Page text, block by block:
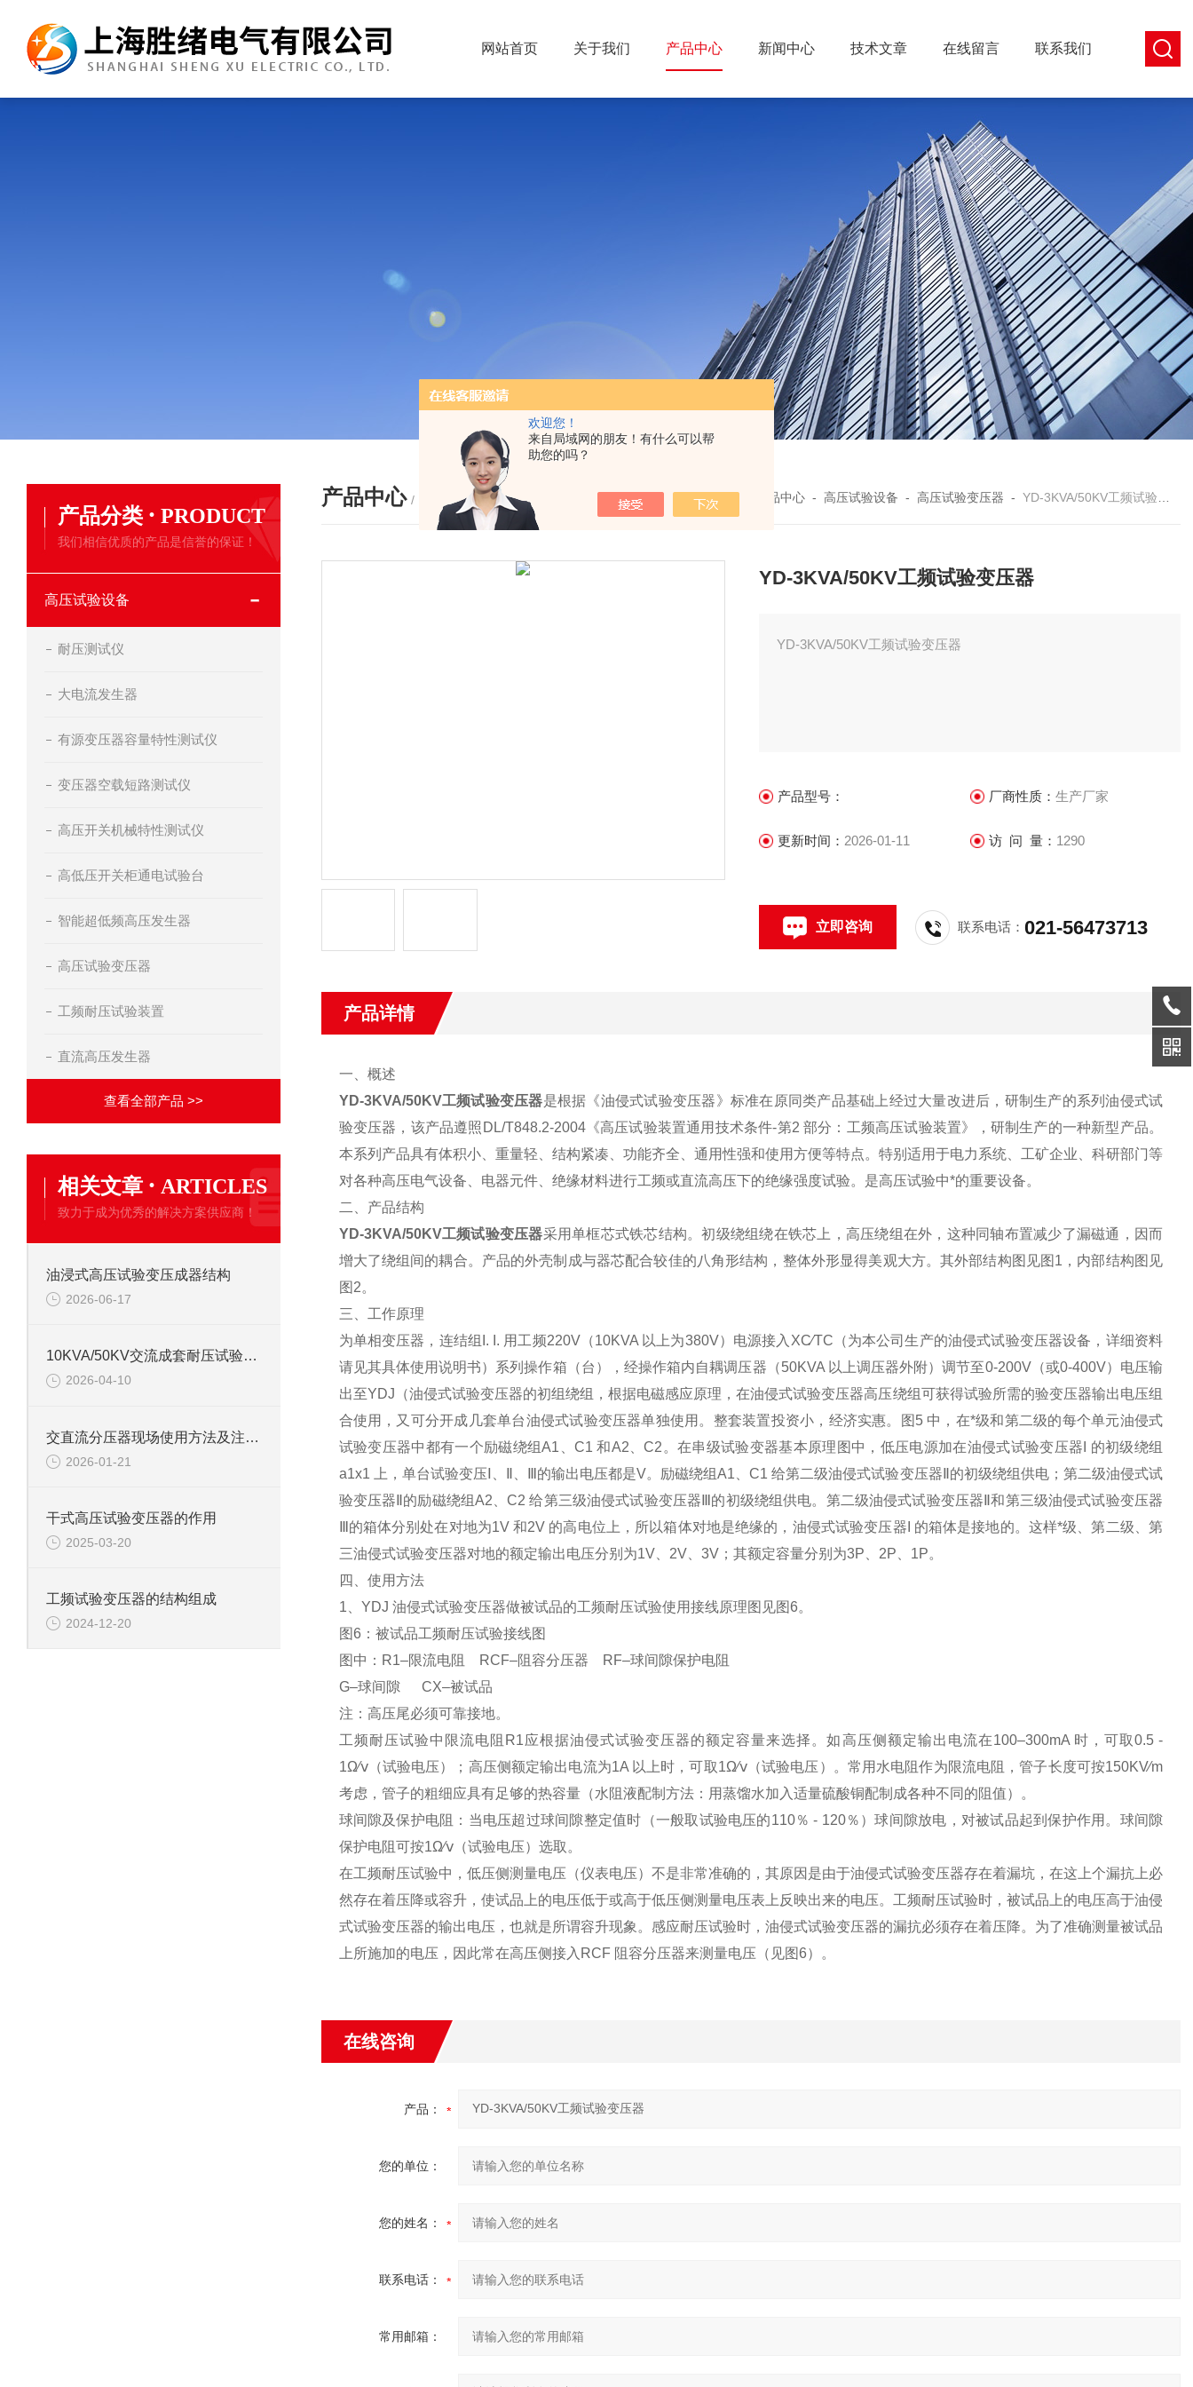
欢迎您！
来自局域网的朋友！有什么可以帮
助您的吗？
网站首页 关于我们 产品中心 新闻中心 技术文章 在线留言 联系我们
产品分类 · PRODUCT
我们相信优质的产品是信誉的保证！
高压试验设备
耐压测试仪
大电流发生器
有源变压器容量特性测试仪
变压器空载短路测试仪
高压开关机械特性测试仪
高低压开关柜通电试验台
智能超低频高压发生器
高压试验变压器
工频耐压试验装置
直流高压发生器
查看全部产品 >>
相关文章 · ARTICLES
致力于成为优秀的解决方案供应商！
油浸式高压试验变压成器结构
2026-06-17
10KVA/50KV交流成套耐压试验装置使用方法
2026-04-10
交直流分压器现场使用方法及注意事项
2026-01-21
干式高压试验变压器的作用
2025-03-20
工频试验变压器的结构组成
2024-12-20
产品中心 / PRODUCTS 您的位置：首页 - 产品中心 -高压试验设备 -高压试验变压器 -YD-3KVA/50KV工频试验变压器
YD-3KVA/50KV工频试验变压器
YD-3KVA/50KV工频试验变压器
产品型号： 厂商性质： 生产厂家
更新时间： 2026-01-11 访 问 量： 1290
立即咨询 联系电话：021-56473713
产品详情
一、概述
YD-3KVA/50KV工频试验变压器是根据《油侵式试验变压器》标准在原同类产品基础上经过大量改进后，研制生产的系列油侵式试
验变压器，该产品遵照DL/T848.2-2004《高压试验装置通用技术条件-第2 部分：工频高压试验装置》，研制生产的一种新型产品。
本系列产品具有体积小、重量轻、结构紧凑、功能齐全、通用性强和使用方便等特点。特别适用于电力系统、工矿企业、科研部门等
对各种高压电气设备、电器元件、绝缘材料进行工频或直流高压下的绝缘强度试验。是高压试验中*的重要设备。
二、产品结构
YD-3KVA/50KV工频试验变压器采用单框芯式铁芯结构。初级绕组绕在铁芯上，高压绕组在外，这种同轴布置减少了漏磁通，因而
增大了绕组间的耦合。产品的外壳制成与器芯配合较佳的八角形结构，整体外形显得美观大方。其外部结构图见图1，内部结构图见
图2。
三、工作原理
为单相变压器，连结组I. I. 用工频220V（10KVA 以上为380V）电源接入XC∕TC（为本公司生产的油侵式试验变压器设备，详细资料
请见其具体使用说明书）系列操作箱（台），经操作箱内自耦调压器（50KVA 以上调压器外附）调节至0-200V（或0-400V）电压输
出至YDJ（油侵式试验变压器的初组绕组，根据电磁感应原理，在油侵式试验变压器高压绕组可获得试验所需的验变压器输出电压组
合使用，又可分开成几套单台油侵式试验变压器单独使用。整套装置投资小，经济实惠。图5 中，在*级和第二级的每个单元油侵式
试验变压器中都有一个励磁绕组A1、C1 和A2、C2。在串级试验变器基本原理图中，低压电源加在油侵式试验变压器I 的初级绕组
a1x1 上，单台试验变压Ⅰ、Ⅱ、Ⅲ的输出电压都是V。励磁绕组A1、C1 给第二级油侵式试验变压器Ⅱ的初级绕组供电；第二级油侵式试
验变压器Ⅱ的励磁绕组A2、C2 给第三级油侵式试验变压器Ⅲ的初级绕组供电。第二级油侵式试验变压器Ⅱ和第三级油侵式试验变压器
Ⅲ的箱体分别处在对地为1V 和2V 的高电位上，所以箱体对地是绝缘的，油侵式试验变压器I 的箱体是接地的。这样*级、第二级、第
三油侵式试验变压器对地的额定输出电压分别为1V、2V、3V；其额定容量分别为3P、2P、1P。
四、使用方法
1、YDJ 油侵式试验变压器做被试品的工频耐压试验使用接线原理图见图6。
图6：被试品工频耐压试验接线图
图中：R1–限流电阻 RCF–阻容分压器 RF–球间隙保护电阻
G–球间隙 CX–被试品
注：高压尾必须可靠接地。
工频耐压试验中限流电阻R1应根据油侵式试验变压器的额定容量来选择。如高压侧额定输出电流在100–300mA 时，可取0.5 -
1Ω∕ⅴ（试验电压）；高压侧额定输出电流为1A 以上时，可取1Ω∕ⅴ（试验电压）。常用水电阻作为限流电阻，管子长度可按150KV∕m
考虑，管子的粗细应具有足够的热容量（水阻液配制方法：用蒸馏水加入适量硫酸铜配制成各种不同的阻值）。
球间隙及保护电阻：当电压超过球间隙整定值时（一般取试验电压的110％ - 120％）球间隙放电，对被试品起到保护作用。球间隙
保护电阻可按1Ω∕ⅴ（试验电压）选取。
在工频耐压试验中，低压侧测量电压（仪表电压）不是非常准确的，其原因是由于油侵式试验变压器存在着漏坑，在这上个漏抗上必
然存在着压降或容升，使试品上的电压低于或高于低压侧测量电压表上反映出来的电压。工频耐压试验时，被试品上的电压高于油侵
式试验变压器的输出电压，也就是所谓容升现象。感应耐压试验时，油侵式试验变压器的漏抗必须存在着压降。为了准确测量被试品
上所施加的电压，因此常在高压侧接入RCF 阻容分压器来测量电压（见图6）。
在线咨询
产品：
您的单位：
您的姓名：
联系电话：
常用邮箱：